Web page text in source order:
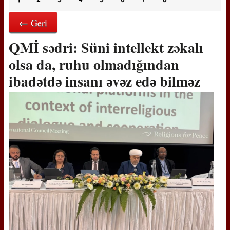
← Geri
QMİ sədri: Süni intellekt zəkalı
olsa da, ruhu olmadığından
ibadətdə insanı əvəz edə bilməz